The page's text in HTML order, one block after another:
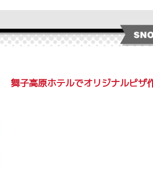
舞子高原ホテルでオリジナルピザ